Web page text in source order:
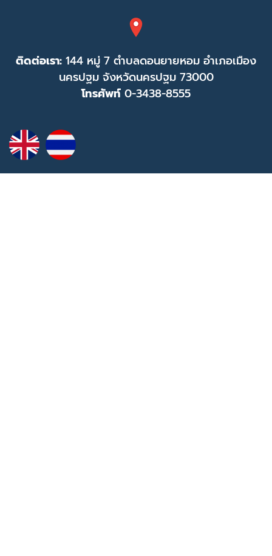
ติดต่อเรา: 144 หมู่ 7 ตำบลดอนยายหอม อำเภอเมือง
นครปฐม จังหวัดนครปฐม 73000
โทรศัพท์ 0-3438-8555